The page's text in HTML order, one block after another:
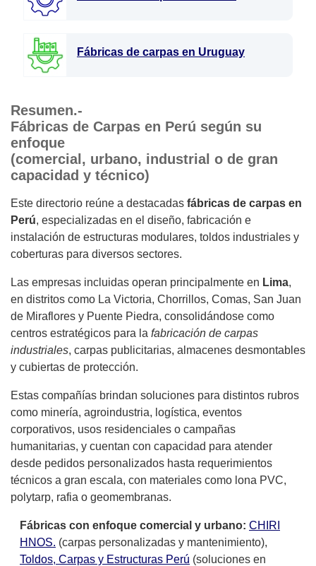
Fábricas de carpas en Uruguay
Resumen.-
Fábricas de Carpas en Perú según su
enfoque
(comercial, urbano, industrial o de gran
capacidad y técnico)
Este directorio reúne a destacadas fábricas de carpas en
Perú, especializadas en el diseño, fabricación e
instalación de estructuras modulares, toldos industriales y
coberturas para diversos sectores.
Las empresas incluidas operan principalmente en Lima,
en distritos como La Victoria, Chorrillos, Comas, San Juan
de Miraflores y Puente Piedra, consolidándose como
centros estratégicos para la fabricación de carpas
industriales, carpas publicitarias, almacenes desmontables
y cubiertas de protección.
Estas compañías brindan soluciones para distintos rubros
como minería, agroindustria, logística, eventos
corporativos, usos residenciales o campañas
humanitarias, y cuentan con capacidad para atender
desde pedidos personalizados hasta requerimientos
técnicos a gran escala, con materiales como lona PVC,
polytarp, rafia o geomembranas.
Fábricas con enfoque comercial y urbano: CHIRI
HNOS. (carpas personalizadas y mantenimiento),
Toldos, Carpas y Estructuras Perú (soluciones en